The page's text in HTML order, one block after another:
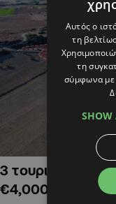
3 τουριστικά
€4,000,000
Αυτός ο
τη
τη
σύμφωνα με
SHOW